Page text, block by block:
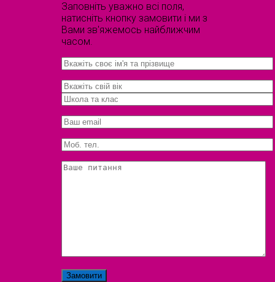
Заповніть уважно всі поля,
натисніть кнопку замовити і ми з
Вами зв'яжемось найближчим
часом.